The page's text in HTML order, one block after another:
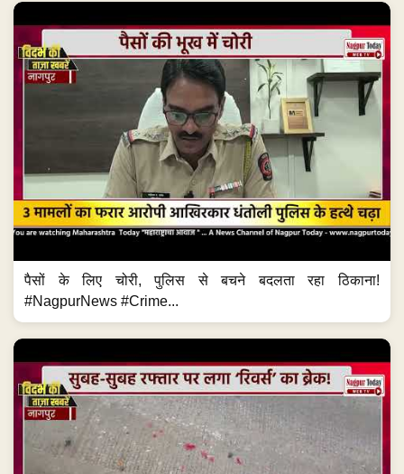
पैसों के लिए चोरी, पुलिस से बचने बदलता रहा ठिकाना!
#NagpurNews #Crime...